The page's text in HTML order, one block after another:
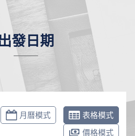
發日期
月曆模式
表格模式
價格模式